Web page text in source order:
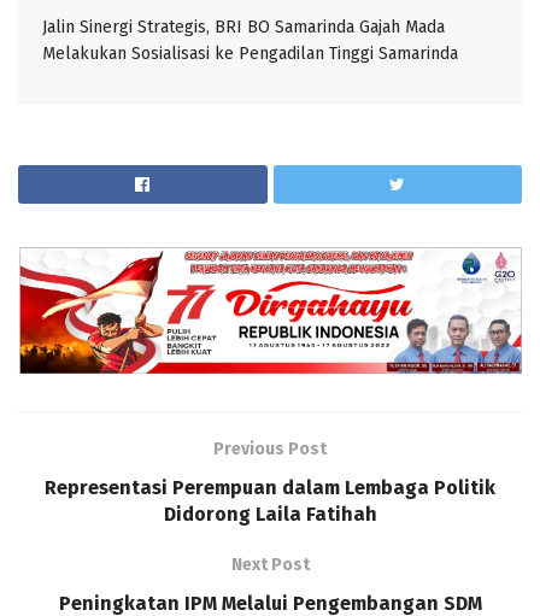
Jalin Sinergi Strategis, BRI BO Samarinda Gajah Mada
Melakukan Sosialisasi ke Pengadilan Tinggi Samarinda
Previous Post
Representasi Perempuan dalam Lembaga Politik
Didorong Laila Fatihah
Next Post
Peningkatan IPM Melalui Pengembangan SDM